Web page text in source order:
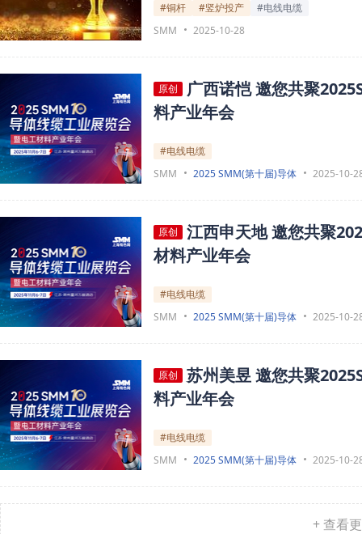
#铜杆 #竖炉投产
#电线电缆
SMM
2025-10-28
原创
广西诺恺 邀您共聚
料产业年会
#电线电缆
SMM
2025 SMM(第十届)导体 2025-10-
原创
江西申天地 邀您共聚
材料产业年会
#电线电缆
SMM
2025 SMM(第十届)导体 2025-10-
原创
苏州美昱 邀您共聚
料产业年会
#电线电缆
SMM
2025 SMM(第十届)导体 2025-10-
+ 查看